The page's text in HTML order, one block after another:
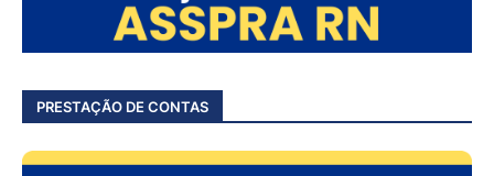
PRESTAÇÃO DE CONTAS